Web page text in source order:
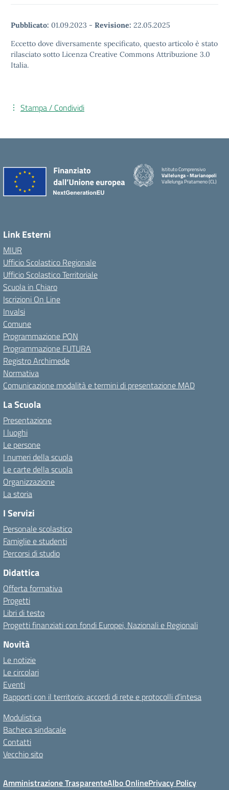
Pubblicato: 01.09.2023 - Revisione: 22.05.2025
Eccetto dove diversamente specificato, questo articolo è stato
rilasciato sotto Licenza Creative Commons Attribuzione 3.0
Italia.
Stampa / Condividi
Istituto Comprensivo
Vallelunga - Marianopoli
Vallelunga Pratameno (CL)
Link Esterni
MIUR
Ufficio Scolastico Regionale
Ufficio Scolastico Territoriale
Scuola in Chiaro
Iscrizioni On Line
Invalsi
Comune
Programmazione PON
Programmazione FUTURA
Registro Archimede
Normativa
Comunicazione modalità e termini di presentazione MAD
La Scuola
Presentazione
I luoghi
Le persone
I numeri della scuola
Le carte della scuola
Organizzazione
La storia
I Servizi
Personale scolastico
Famiglie e studenti
Percorsi di studio
Didattica
Offerta formativa
Progetti
Libri di testo
Progetti finanziati con fondi Europei, Nazionali e Regionali
Novità
Le notizie
Le circolari
Eventi
Rapporti con il territorio: accordi di rete e protocolli d’intesa
Modulistica
Bacheca sindacale
Contatti
Vecchio sito
Amministrazione TrasparenteAlbo OnlinePrivacy Policy